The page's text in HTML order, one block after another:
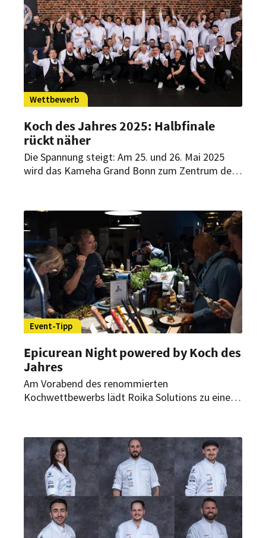
Wettbewerb
Koch des Jahres 2025: Halbfinale
rückt näher
Die Spannung steigt: Am 25. und 26. Mai 2025
wird das Kameha Grand Bonn zum Zentrum der
besten Nachwuchstalente im Live-Wettbewerb
gegeneinander an.
Event-Tipp
Epicurean Night powered by Koch des
Jahres
Am Vorabend des renommierten
Kochwettbewerbs lädt Roika Solutions zu einem
Highlight. Sie dürfen nicht nur genießen, sondern
finden sich auch in der Rolle der Juroren wieder.